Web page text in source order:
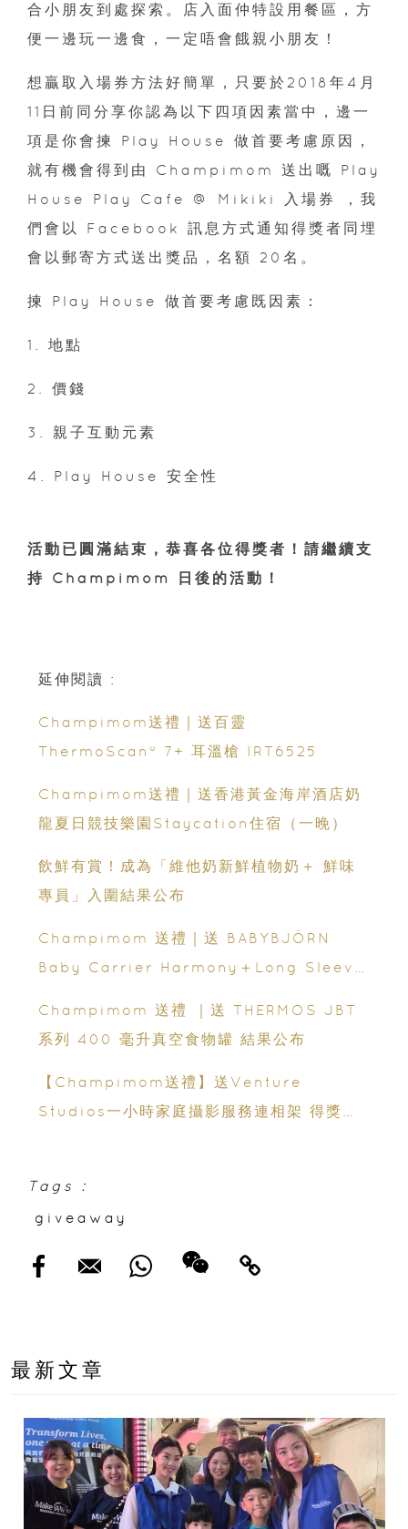
合小朋友到處探索。店入面仲特設用餐區，方
便一邊玩一邊食，一定唔會餓親小朋友！
想贏取入場券方法好簡單，只要於2018年4月
11日前同分享你認為以下四項因素當中，邊一
項是你會揀 Play House 做首要考慮原因，
就有機會得到由 Champimom 送出嘅 Play
House Play Cafe @ Mikiki 入場券 ，我
們會以 Facebook 訊息方式通知得獎者同埋
會以郵寄方式送出獎品，名額 20名。
揀 Play House 做首要考慮既因素：
1. 地點
2. 價錢
3. 親子互動元素
4. Play House 安全性
活動已圓滿結束，恭喜各位得獎者！請繼續支
持 Champimom 日後的活動！
延伸閱讀 :
Champimom送禮｜送百靈
ThermoScan® 7+ 耳溫槍 IRT6525
Champimom送禮｜送香港黃金海岸酒店奶
龍夏日競技樂園Staycation住宿（一晚）
飲鮮有賞！成為「維他奶新鮮植物奶＋ 鮮味
專員」入圍結果公布
Champimom 送禮｜送 BABYBJÖRN
Baby Carrier Harmony＋Long Sleeve
Champimom 送禮 ｜送 THERMOS JBT
系列 400 毫升真空食物罐 結果公布
【Champimom送禮】送Venture
Studios一小時家庭攝影服務連相架 得獎結
Tags :
giveaway
最新文章